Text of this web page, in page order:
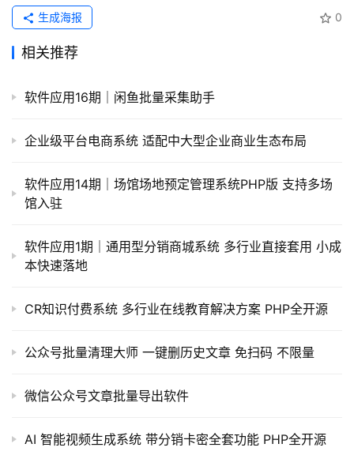
I
提
示
代
常
链
接
0
生成海报
相关推荐
软件应用16期｜闲鱼批量采集助手
企业级平台电商系统 适配中大型企业商业生态布局
软件应用14期｜场馆场地预定管理系统PHP版 支持多场
馆入驻
软件应用1期｜通用型分销商城系统 多行业直接套用 小成
本快速落地
CR知识付费系统 多行业在线教育解决方案 PHP全开源
公众号批量清理大师 一键删历史文章 免扫码 不限量
微信公众号文章批量导出软件
AI 智能视频生成系统 带分销卡密全套功能 PHP全开源